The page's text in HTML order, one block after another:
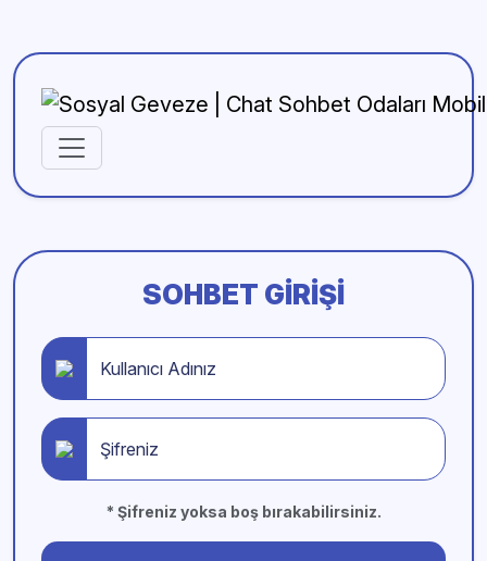
SOHBET GIRIŞI
Kullanıcı Adınız
Şifreniz
* Şifreniz yoksa boş bırakabilirsiniz.